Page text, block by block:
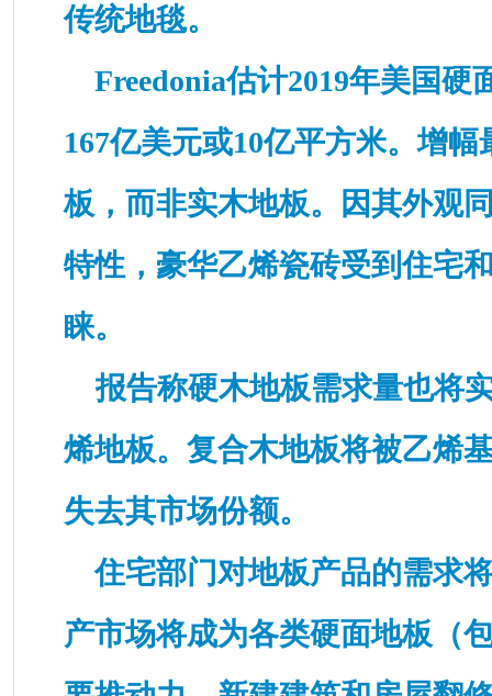
传统地毯。
Freedonia估计2019年美国硬
167亿美元或10亿平方米。增
板，而非实木地板。因其外观
特性，豪华乙烯瓷砖受到住宅
睐。
报告称硬木地板需求量也将
烯地板。复合木地板将被乙烯
失去其市场份额。
住宅部门对地板产品的需求
产市场将成为各类硬面地板（